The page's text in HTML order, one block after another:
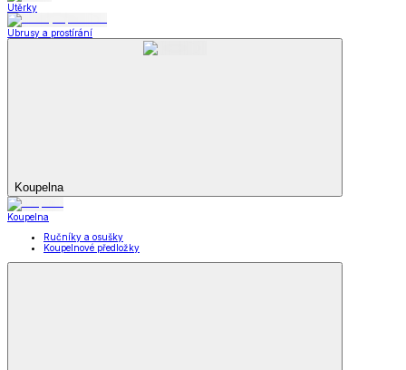
Utěrky
Ubrusy a prostírání
Koupelna
Koupelna
Ručníky a osušky
Koupelnové předložky